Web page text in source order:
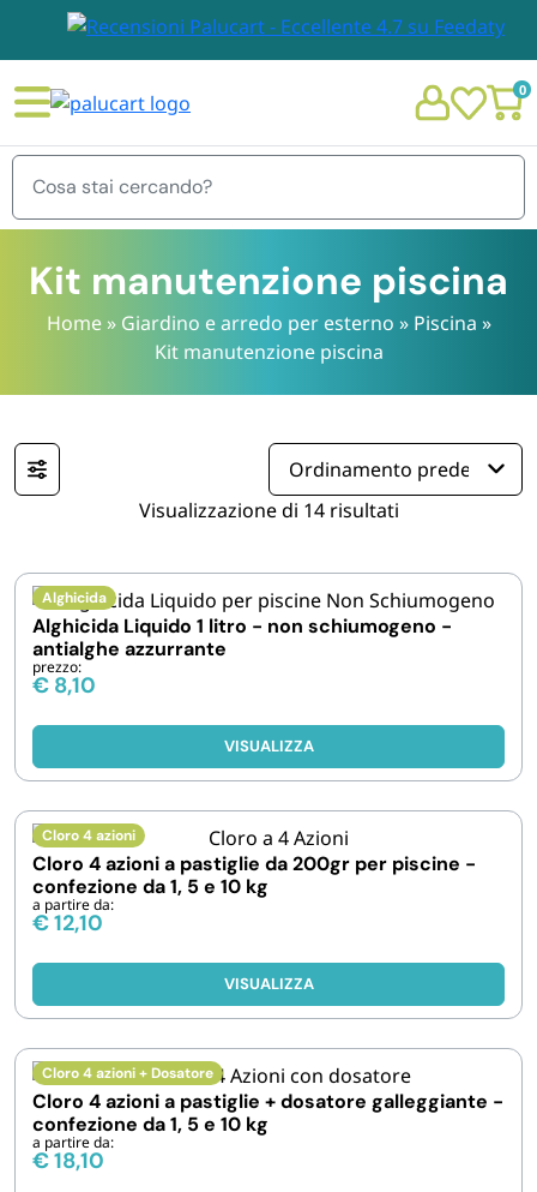
0
Menu
STOVIGLIE E TOVAGLIOLI
IMBALLAGGIO E CANCELLERIA
IGIENE E PULIZIA
CASA E PERSONA
FERRAMENTA E LINEA AUTO
AVVOLGENTI E CONTENITORI ALIMENTARI
PARTY
FORNITURE SETTORE HO.RE.CA
BIODEGRADABILE
Personalizzazione Monouso
Kit manutenzione piscina
Home» Giardino e arredo per esterno » Piscina »
Kit manutenzione piscina
Visualizzazione di 14 risultati
Alghicida
Alghicida Liquido 1 litro - non schiumogeno -
antialghe azzurrante
prezzo:
€ 8,10
VISUALIZZA
Cloro 4 azioni
Cloro 4 azioni a pastiglie da 200gr per piscine -
confezione da 1, 5 e 10 kg
a partire da:
€12,10
VISUALIZZA
Cloro 4 azioni + Dosatore
Cloro 4 azioni a pastiglie + dosatore galleggiante -
confezione da 1, 5 e 10 kg
a partire da:
€18,10